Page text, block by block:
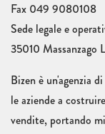
Fax 049 9080108
Sede legale e
35010 Massanzago
Bizen è un'agenzia
le aziende a
vendite, portando